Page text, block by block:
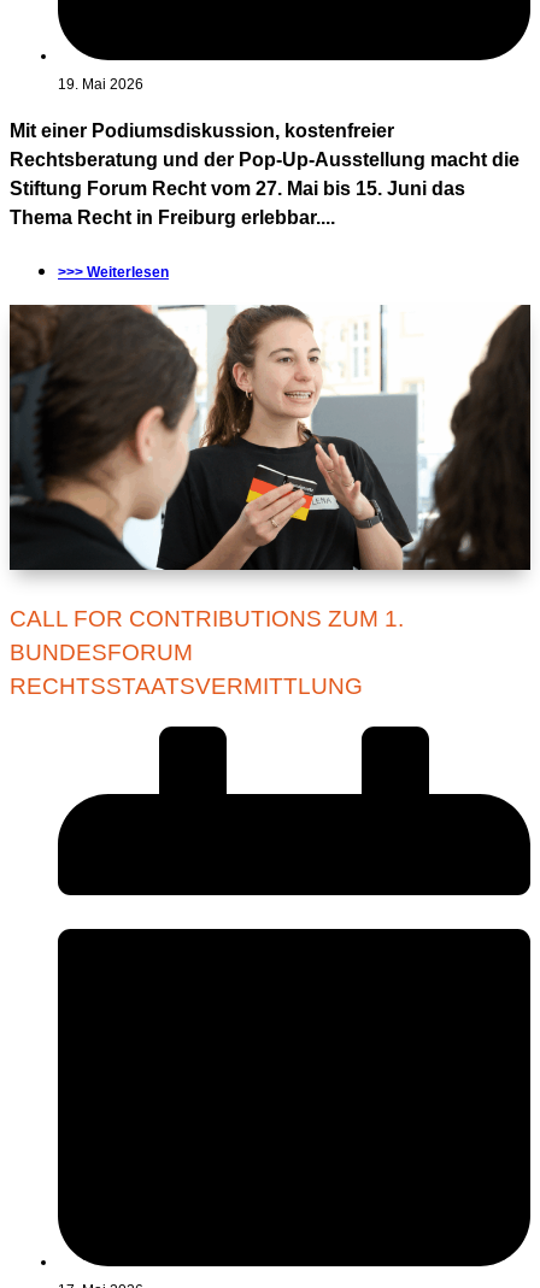
19. Mai 2026
Mit einer Podiumsdiskussion, kostenfreier
Rechtsberatung und der Pop-Up-Ausstellung macht die
Stiftung Forum Recht vom 27. Mai bis 15. Juni das
Thema Recht in Freiburg erlebbar....
>>> Weiterlesen
CALL FOR CONTRIBUTIONS ZUM 1.
BUNDESFORUM
RECHTSSTAATSVERMITTLUNG